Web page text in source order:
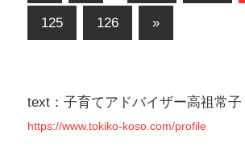
稿
の
ー
ジ
の
記
125 126
次
»
text：子育てアドバイザー高祖常子
https://www.tokiko-koso.com/profile